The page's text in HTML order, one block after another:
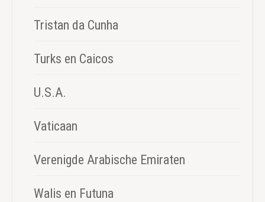
Tristan da Cunha
Turks en Caicos
U.S.A.
Vaticaan
Verenigde Arabische Emiraten
Walis en Futuna